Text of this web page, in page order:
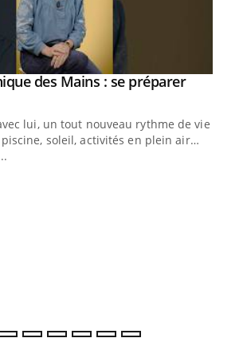
des Mains : se préparer
lui, un tout nouveau rythme de vie !
piscine, soleil, activités en plein air…